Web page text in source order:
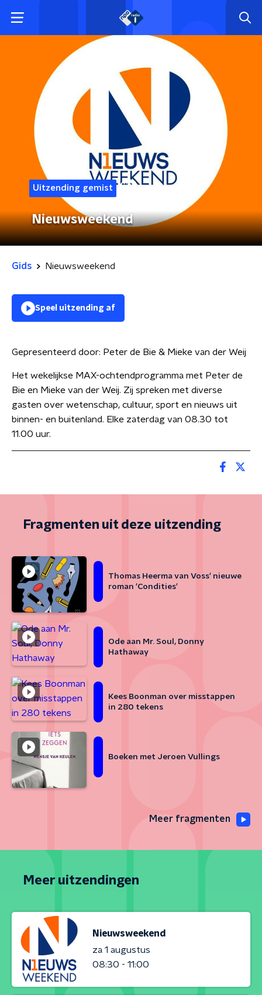
Uitzending gemist
Nieuwsweekend
Gids Nieuwsweekend
Speel uitzending af
Gepresenteerd door: Peter de Bie & Mieke van der Weij
Het wekelijkse MAX-ochtendprogramma met Peter de
Bie en Mieke van der Weij. Zij spreken met diverse
gasten over wetenschap, cultuur, sport en nieuws uit
binnen- en buitenland. Elke zaterdag van 08.30 tot
11.00 uur.
Fragmenten uit deze uitzending
Thomas Heerma van Voss' nieuwe
roman 'Condities'
Ode aan Mr. Soul, Donny
Hathaway
Kees Boonman over misstappen
in 280 tekens
Boeken met Jeroen Vullings
Meer fragmenten
Meer uitzendingen
Nieuwsweekend
za 1 augustus
08:30 - 11:00